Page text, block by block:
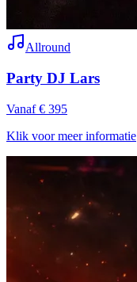
Allround
Party DJ Lars
Vanaf € 395
Klik voor meer informatie